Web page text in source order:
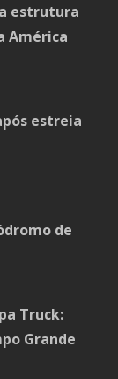
estrutura
América
estreia
de
Truck:
Grande